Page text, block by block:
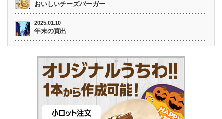
おいしいチーズバーガー
2025.01.10
年末の買出